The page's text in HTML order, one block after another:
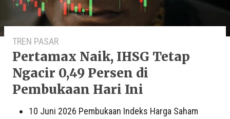
TREN PASAR
Pertamax Naik, IHSG Tetap
Ngacir 0,49 Persen di
Pembukaan Hari Ini
10 Juni 2026 Pembukaan Indeks Harga Saham